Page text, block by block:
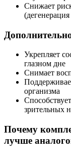
Снижает
Укрепляет
глазном дне
Снимает
организма
зрительных
Почему
лучше